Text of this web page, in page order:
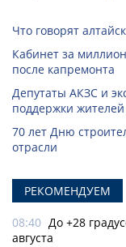
Что говорят
Кабинет за
после капремонта
Депутаты АКЗС и
поддержки жителей
70 лет Дню
отрасли
РЕКОМЕНДУЕМ
08:40 До +28
августа